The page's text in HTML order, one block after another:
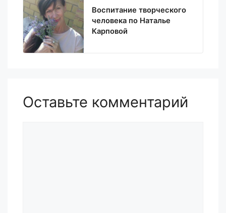
Воспитание творческого
человека по Наталье
Карповой
Оставьте комментарий